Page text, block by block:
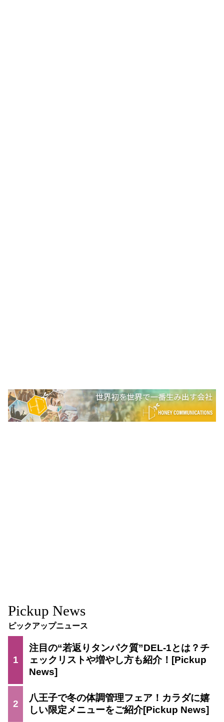
Pickup News
ピックアップニュース
1
注目の“若返りタンパク質”DEL-1とは？チ
ェックリストや増やし方も紹介！
2
八王子で冬の体調管理フェア！カラダに嬉
しい限定メニューをご紹介